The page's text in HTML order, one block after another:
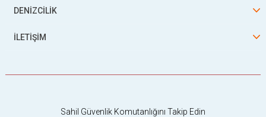
DENİZCİLİK
İLETİŞİM
Sahil Güvenlik Komutanlığını Takip Edin